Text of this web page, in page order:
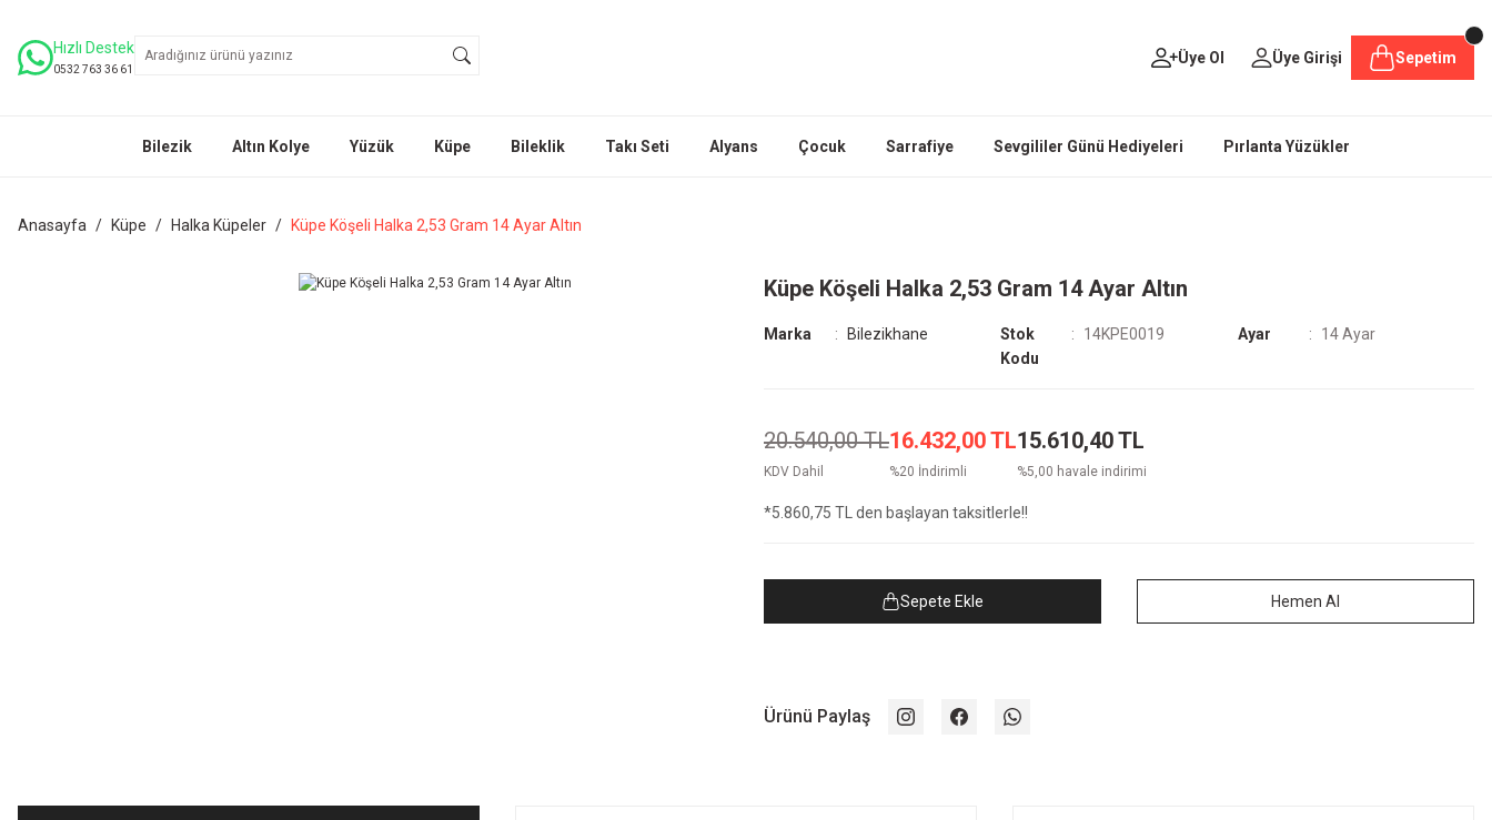
Hızlı Destek
0532 763 36 61
Üye Ol Üye Girişi Sepetim
Bilezik Altın Kolye Yüzük Küpe Bileklik Takı Seti Alyans Çocuk Sarrafiye Sevgililer Günü Hediyeleri Pırlanta Yüzükler
Anasayfa Küpe Halka Küpeler Küpe Köşeli Halka 2,53 Gram 14 Ayar Altın
Küpe Köşeli Halka 2,53 Gram 14 Ayar Altın
Marka Bilezikhane
Stok
Kodu
14KPE0019 Ayar 14 Ayar
20.540,00 TL
KDV Dahil
16.432,00 TL
%20 İndirimli
15.610,40 TL
%5,00 havale indirimi
*5.860,75 TL den başlayan taksitlerle!!
Sepete Ekle Hemen Al
Ürünü Paylaş